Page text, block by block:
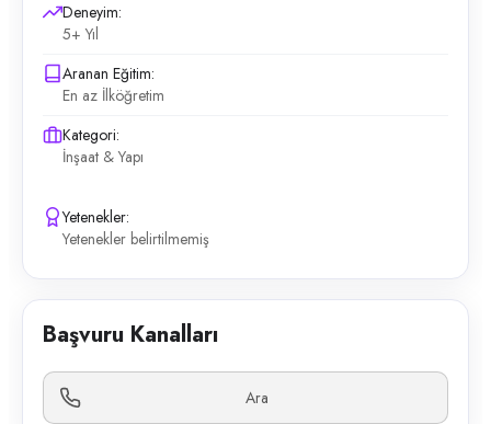
Deneyim:
5+ Yıl
Aranan Eğitim:
En az İlköğretim
Kategori:
İnşaat & Yapı
Yetenekler:
Yetenekler belirtilmemiş
Başvuru Kanalları
Ara